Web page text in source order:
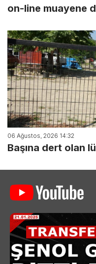
on-line muayene
06 Ağustos, 2026 14:32
Başına dert olan